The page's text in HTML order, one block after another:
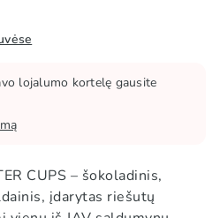
lojalumo kortelę gausite
CUPS – šokoladinis,
įdarytas riešutų